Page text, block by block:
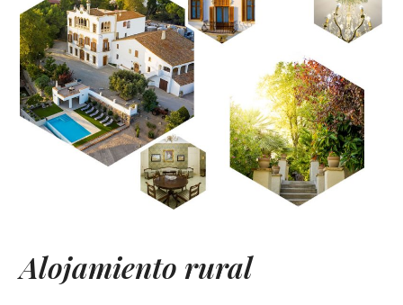
Alojamiento rural